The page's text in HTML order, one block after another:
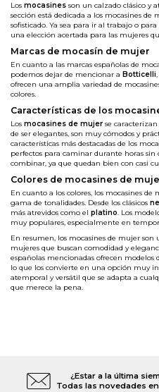
Los mocasines son un calzado clásico y
sección está dedicada a los mocasines
sofisticado. Ya sea para ir al trabajo o
una elección acertada para las mujeres
Marcas de mocasín de mujer
En cuanto a las marcas españolas de
podemos dejar de mencionar a Botticelli,
ofrecen una amplia variedad de
colores.
Características de los
Los mocasines de mujer se
de ser elegantes, son muy cómodos y
características más destacadas de los
perfectos para caminar durante horas sin
combinar, ya que quedan bien con casi
Colores de mocasines de
En cuanto a los colores, los mocasines
gama de tonalidades. Desde los clásicos
más atrevidos como el platino. Los
muy populares, especialmente en
En resumen, los mocasines de mujer
mujeres que buscan comodidad y
españolas mencionadas ofrecen modelos
lo que los convierte en una opción muy
atemporal y versátil que se adapta a
que merece la pena.
¿Estar a la última
Todas las novedades